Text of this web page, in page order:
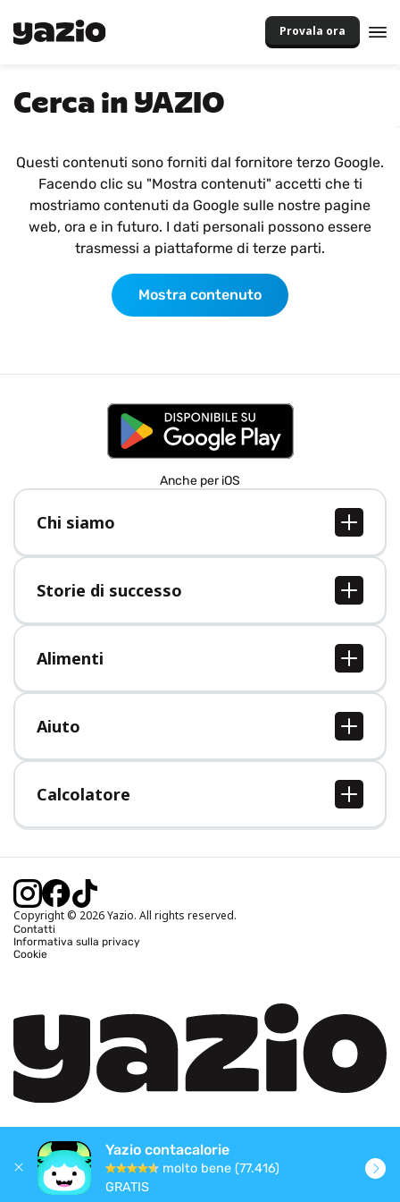
Provala ora
Cerca in YAZIO
Questi contenuti sono forniti dal fornitore terzo Google.
Facendo clic su "Mostra contenuti" accetti che ti
mostriamo contenuti da Google sulle nostre pagine
web, ora e in futuro. I dati personali possono essere
trasmessi a piattaforme di terze parti.
Mostra contenuto
Anche per iOS
Chi siamo
Chi siamo
Lavori
Stampa
Storie di successo
Tutte le storie di successo
Alimenti
Tutti i cibi
Aiuto
Centro assistenza
Calcolatore
Calcolo BMI (IMC)
Calcolo peso ideale
Calcolo calorie bruciate
Copyright © 2026 Yazio. All rights reserved.
Contatti
Informativa sulla privacy
Cookie
Yazio contacalorie
molto bene (77.416)
GRATIS